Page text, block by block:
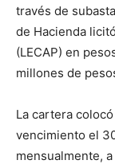
través de
de Hacienda
(LECAP) en
millones de
La cartera
vencimiento el
mensualmente,